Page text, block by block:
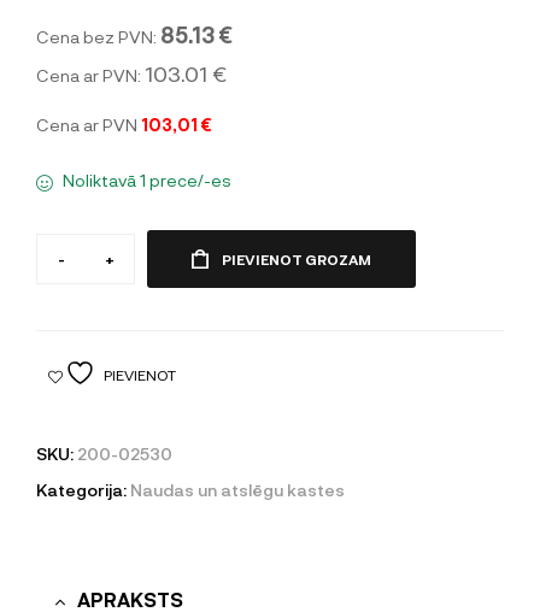
Cena bez PVN: 85.13 €
Cena ar PVN: 103.01 €
Cena ar PVN 103,01 €
Noliktavā 1 prece/-es
- + PIEVIENOT GROZAM
PIEVIENOT
SKU: 200-02530
Kategorija: Naudas un atslēgu kastes
APRAKSTS